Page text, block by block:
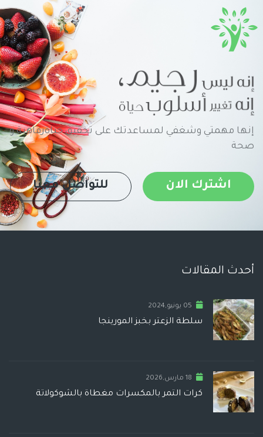
إنها مهمتي وشغفي لمساعدتك على تحقيق حياةرفاهية و
صحة
اشترك الان للتواصل معنا
أحدث المقالات
05 يونيو,2024
سلطة الزعتر بخبز المورينجا
18 مارس,2026
كرات التمر بالمكسرات مغطاة بالشوكولاتة